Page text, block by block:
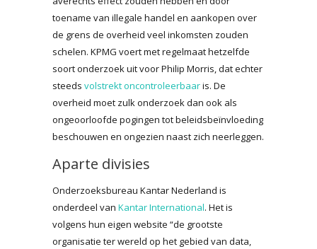
toename van illegale handel en aankopen over
de grens de overheid veel inkomsten zouden
schelen. KPMG voert met regelmaat hetzelfde
soort onderzoek uit voor Philip Morris, dat echter
steeds volstrekt oncontroleerbaaris. De
overheid moet zulk onderzoek dan ook als
ongeoorloofde pogingen tot beleidsbeïnvloeding
beschouwen en ongezien naast zich neerleggen.
Aparte divisies
Onderzoeksbureau Kantar Nederland is
onderdeel van Kantar International. Het is
volgens hun eigen website “de grootste
organisatie ter wereld op het gebied van data,